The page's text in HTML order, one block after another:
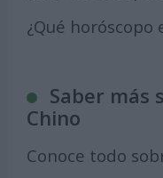
¿Qué horóscopo
Saber más
Chino
Conoce todo